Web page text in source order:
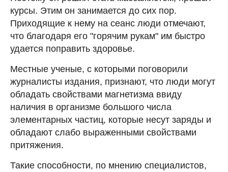
курсы. Этим он занимается до сих пор.
Приходящие к нему на сеанс люди отмечают,
что благодаря его "горячим рукам" им быстро
удается поправить здоровье.
Местные ученые, с которыми поговорили
журналисты издания, признают, что люди могут
обладать свойствами магнетизма ввиду
наличия в организме большого числа
элементарных частиц, которые несут заряды и
обладают слабо выраженными свойствами
притяжения.
Такие способности, по мнению специалистов,